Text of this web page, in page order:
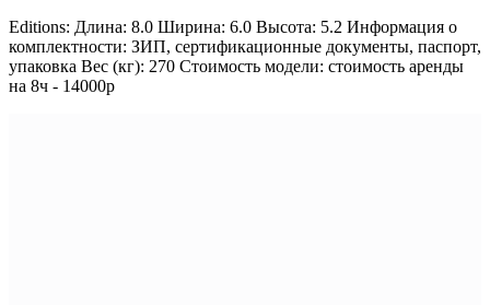
Editions: Длина: 8.0 Ширина: 6.0 Высота: 5.2 Информация о
комплектности: ЗИП, сертификационные документы, паспорт,
упаковка Вес (кг): 270 Стоимость модели: стоимость аренды
на 8ч - 14000р